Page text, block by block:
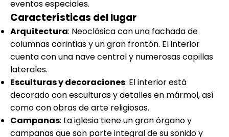
eventos especiales.
Características del lugar
Arquitectura: Neoclásica con una fachada de
columnas corintias y un gran frontón. El interior
cuenta con una nave central y numerosas capillas
laterales.
Esculturas y decoraciones: El interior está
decorado con esculturas y detalles en mármol, así
como con obras de arte religiosas.
Campanas: La iglesia tiene un gran órgano y
campanas que son parte integral de su sonido y